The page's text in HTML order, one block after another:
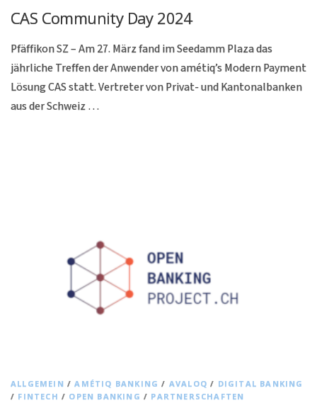
CAS Community Day 2024
Pfäffikon SZ – Am 27. März fand im Seedamm Plaza das
jährliche Treffen der Anwender von amétiq’s Modern Payment
Lösung CAS statt. Vertreter von Privat- und Kantonalbanken
aus der Schweiz …
ALLGEMEIN /AMÉTIQ BANKING / AVALOQ / DIGITAL BANKING
/ FINTECH / OPEN BANKING / PARTNERSCHAFTEN